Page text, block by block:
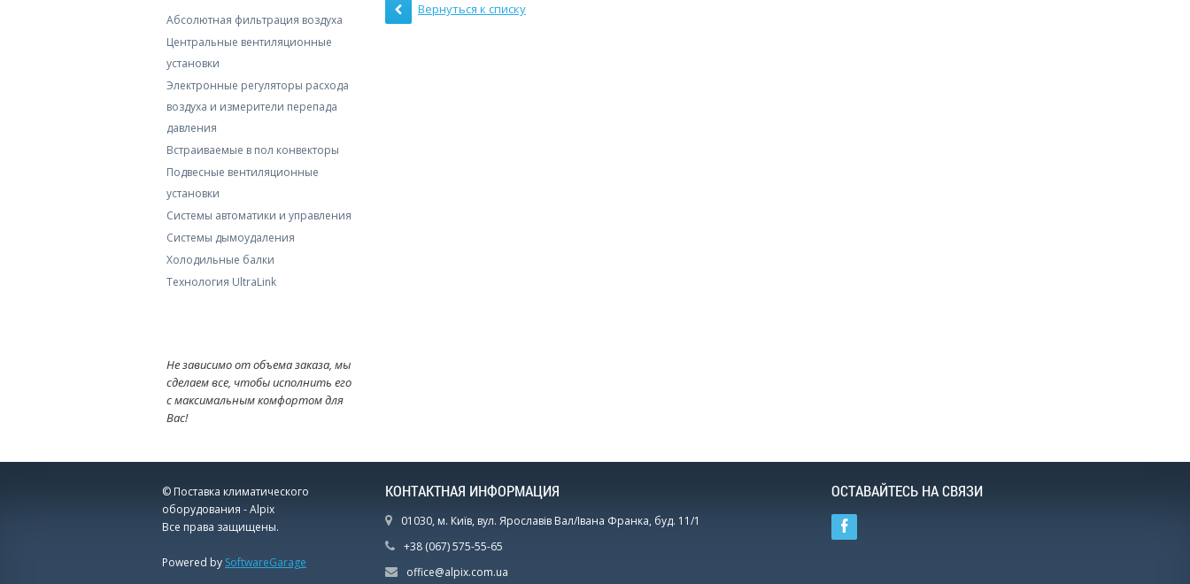
Абсолютная фильтрация воздуха
Центральные вентиляционные
установки
Электронные регуляторы расхода
воздуха и измерители перепада
давления
Встраиваемые в пол конвекторы
Подвесные вентиляционные
установки
Системы автоматики и управления
Системы дымоудаления
Холодильные балки
Технология UltraLink
Не зависимо от объема заказа, мы
сделаем все, чтобы исполнить его
с максимальным комфортом для
Вас!
Вернуться к списку
© Поставка климатического
оборудования - Alpix
Все права защищены.
Powered by SoftwareGarage
КОНТАКТНАЯ ИНФОРМАЦИЯ
01030, м. Київ, вул. Ярославів Вал/Івана Франка, буд. 11/1
+38 (067) 575-55-65
office@alpix.com.ua
ОСТАВАЙТЕСЬ НА СВЯЗИ